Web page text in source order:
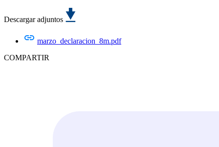
Descargar adjuntos
marzo_declaracion_8m.pdf
COMPARTIR